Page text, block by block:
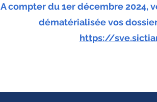
A compter du 1er décembre 2024,
dématérialisée vos
https://